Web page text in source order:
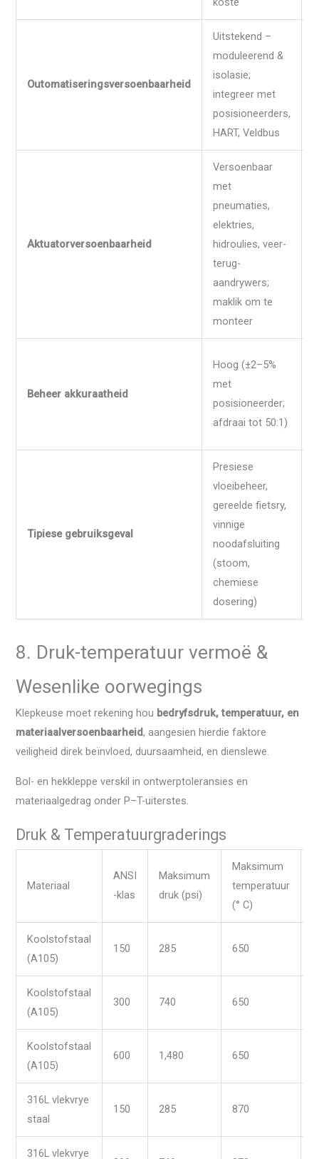
Outomatiseringsversoenbaarheid
Uitstekend –
moduleerend &
isolasie;
integreer met
posisioneerders,
HART, Veldbus
Aktuatorversoenbaarheid
Versoenbaar
met
pneumaties,
elektries,
hidroulies, veer-
terug-
aandrywers;
maklik om te
monteer
Beheer akkuraatheid
Hoog (±2–5%
met
posisioneerder;
afdraai tot 50:1)
Tipiese gebruiksgeval
Presiese
vloeibeheer,
gereelde fietsry,
vinnige
noodafsluiting
(stoom,
chemiese
dosering)
8. Druk-temperatuur vermoë &
Wesenlike oorwegings
Klepkeuse moet rekening hou bedryfsdruk, temperatuur, en
materiaalversoenbaarheid, aangesien hierdie faktore
veiligheid direk beïnvloed, duursaamheid, en dienslewe.
Bol- en hekkleppe verskil in ontwerptoleransies en
materiaalgedrag onder P–T-uiterstes.
Druk & Temperatuurgraderings
Materiaal
ANSI
-klas
Maksimum
druk (psi)
Maksimum
temperatuur
(° C)
Koolstofstaal
(A105)
150 285 650
Koolstofstaal
(A105)
300 740 650
Koolstofstaal
(A105)
600 1,480 650
316L vlekvrye
staal
150 285 870
316L vlekvrye